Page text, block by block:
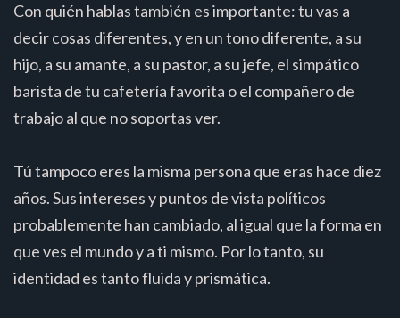
Con quién hablas también es importante: tu vas a
decir cosas diferentes, y en un tono diferente, a su
hijo, a su amante, a su pastor, a su jefe, el simpático
barista de tu cafetería favorita o el compañero de
trabajo al que no soportas ver.
Tú tampoco eres la misma persona que eras hace diez
años. Sus intereses y puntos de vista políticos
probablemente han cambiado, al igual que la forma en
que ves el mundo y a ti mismo. Por lo tanto, su
identidad es tanto fluida y prismática.